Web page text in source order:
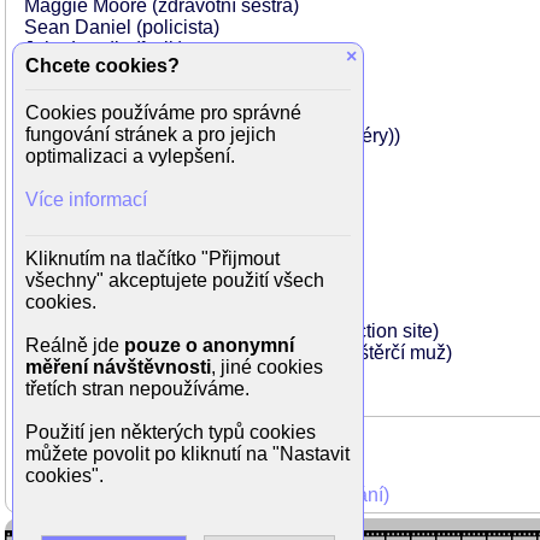
Maggie Moore (zdravotní sestra)
Sean Daniel (policista)
John Landis (fyzik)
Carrie Hall (křičící žena)
Craig Hosking (pilot helikoptéry)
Karl A. Wickman (pilot policejní helikoptéry))
Cliff Fleming (pilot policejní helikoptéry)
Neal McDonough (dělník v docích)
Scott Spiegel (dělník v docích)
Bruce Campbell (Final Shemp)
Jenny Agutter (popálený doktor)
Christopher Doyle (Goon at the construction site)
Tony Gardner (popálený ošetřovatel / ještěrčí muž)
Bridget Hoffman (hlas počítače)
Mohli jste vidět v TV (zobrazit starší vysílání)
×
Chcete cookies?
Cookies používáme pro správné
fungování stránek a pro jejich
optimalizaci a vylepšení.
Více informací
Kliknutím na tlačítko "Přijmout
všechny" akceptujete použití všech
cookies.
Reálně jde pouze o anonymní
měření návštěvnosti, jiné cookies
třetích stran nepoužíváme.
Použití jen některých typů cookies
můžete povolit po kliknutí na "Nastavit
cookies".